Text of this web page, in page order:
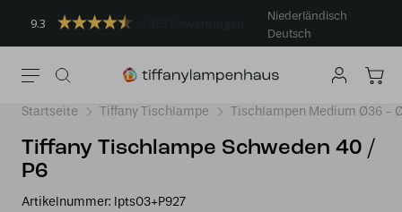
9.3
Niederländisch
Deutsch
Startseite Tiffany Tischlampe Tischlampen Medium Ø36 -
Tiffany Tischlampe Schweden 40 /
P6
Artikelnummer: lpts03+P927